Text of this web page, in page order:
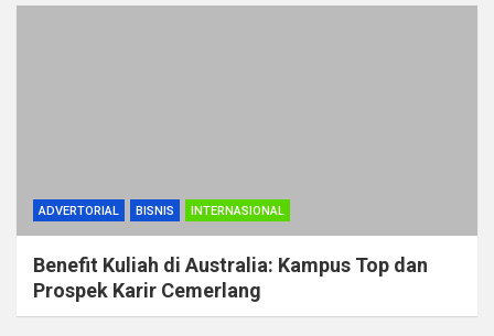
ADVERTORIAL BISNIS INTERNASIONAL
Benefit Kuliah di Australia: Kampus Top dan
Prospek Karir Cemerlang